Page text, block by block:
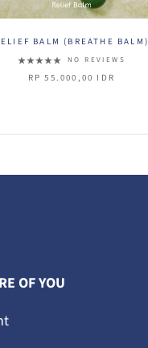
BALM (BREATHE BALM)
NO REVIEWS
RP 55.000,00 IDR
OF YOU